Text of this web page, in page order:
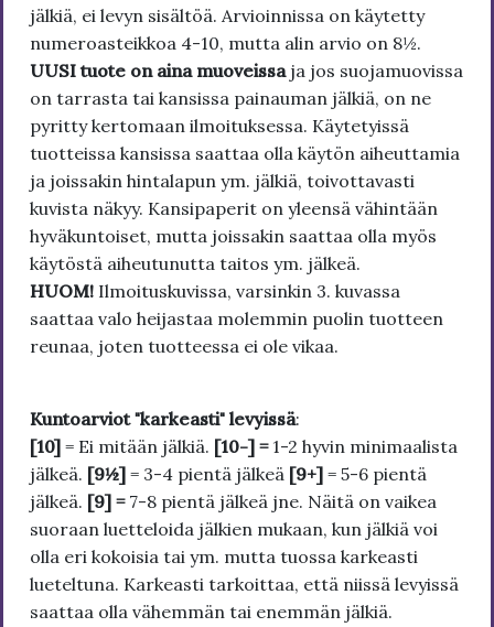
jälkiä, ei levyn sisältöä. Arvioinnissa on käytetty
numeroasteikkoa 4-10, mutta alin arvio on 8½.
UUSI tuote on aina muoveissa ja jos suojamuovissa
on tarrasta tai kansissa painauman jälkiä, on ne
pyritty kertomaan ilmoituksessa. Käytetyissä
tuotteissa kansissa saattaa olla käytön aiheuttamia
ja joissakin hintalapun ym. jälkiä, toivottavasti
kuvista näkyy. Kansipaperit on yleensä vähintään
hyväkuntoiset, mutta joissakin saattaa olla myös
käytöstä aiheutunutta taitos ym. jälkeä.
HUOM! Ilmoituskuvissa, varsinkin 3. kuvassa
saattaa valo heijastaa molemmin puolin tuotteen
reunaa, joten tuotteessa ei ole vikaa.
Kuntoarviot "karkeasti" levyissä:
[10] = Ei mitään jälkiä. [10-] = 1-2 hyvin minimaalista
jälkeä. [9½] = 3-4 pientä jälkeä [9+] = 5-6 pientä
jälkeä. [9] = 7-8 pientä jälkeä jne. Näitä on vaikea
suoraan luetteloida jälkien mukaan, kun jälkiä voi
olla eri kokoisia tai ym. mutta tuossa karkeasti
lueteltuna. Karkeasti tarkoittaa, että niissä levyissä
saattaa olla vähemmän tai enemmän jälkiä.